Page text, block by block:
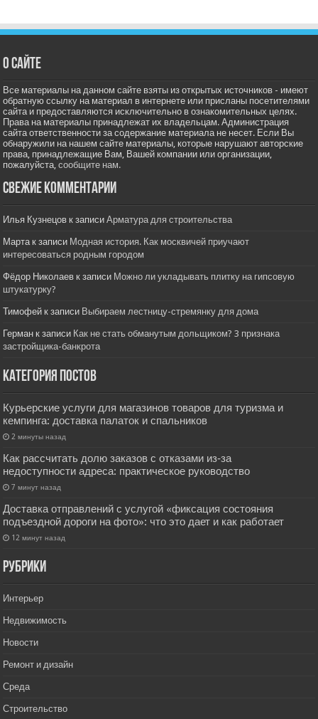
О сайте
Все материалы на данном сайте взяты из открытых источников - имеют
обратную ссылку на материал в интернете или присланы посетителями
сайта и предоставляются исключительно в ознакомительных целях.
Права на материалы принадлежат их владельцам. Администрация
сайта ответственности за содержание материала не несет. Если Вы
обнаружили на нашем сайте материалы, которые нарушают авторские
права, принадлежащие Вам, Вашей компании или организации,
пожалуйста,сообщите нам.
Свежие комментарии
Илья Кузнецов к записиАрматура для строительства
Мартак записи Модная история. Как москвичей приучают
интересоваться родным городом
Фёдор Николаев к записи Можно ли укладывать плитку на гипсовую
штукатурку?
Тимофей к записи Выбираем лестницу-стремянку для дома
Герман к записи Как не стать обманутым дольщиком? 3 признака
застройщика-банкрота
Категория постов
Курьерские услуги для магазинов товаров для туризма и
кемпинга: доставка палаток и спальников
2 минуты назад
Как рассчитать долю заказов с отказами из‑за
недоступности адреса: практическое руководство
7 минут назад
Доставка отправлений с услугой «фиксация состояния
подъездной дороги на фото»: что это дает и как работает
12 минут назад
РУбрики
Интерьер
Недвижимость
Новости
Ремонт и дизайн
Среда
Строительство